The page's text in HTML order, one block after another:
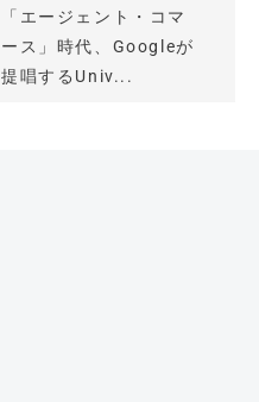
「エージェント・コマ
ース」時代、Googleが
提唱するUniv...